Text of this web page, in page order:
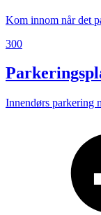
Kom innom når det
300
Innendørs parkering